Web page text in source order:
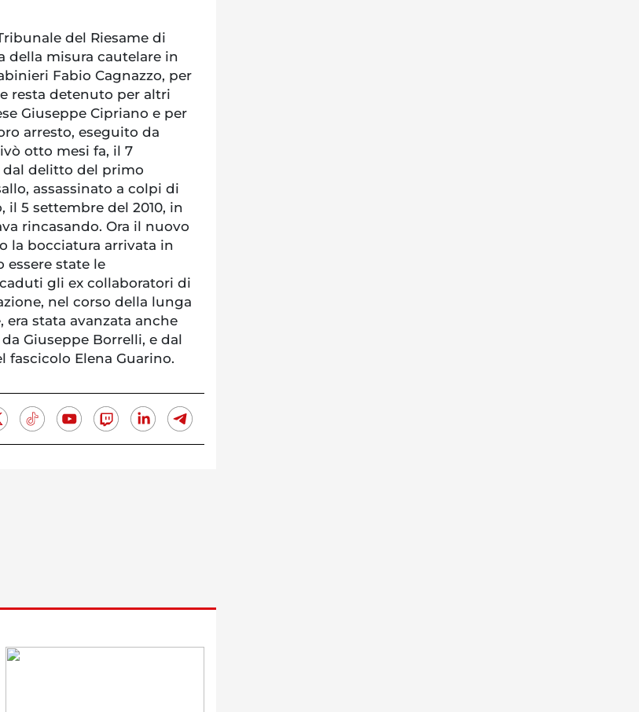
del Riesame di
della misura cautelare in
Fabio Cagnazzo, per
resta detenuto per altri
Giuseppe Cipriano e per
arresto, eseguito da
otto mesi fa, il 7
dal delitto del primo
assassinato a colpi di
il 5 settembre del 2010, in
rincasando. Ora il nuovo
la bocciatura arrivata in
essere state le
gli ex collaboratori di
nel corso della lunga
era stata avanzata anche
Giuseppe Borrelli, e dal
Elena Guarino.